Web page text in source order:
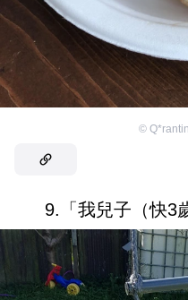
©
9.「我兒子（快3